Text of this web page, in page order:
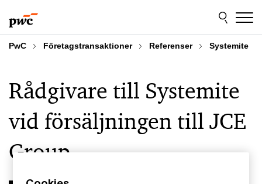
to
content
to
footer
PwC Företagstransaktioner Referenser Systemite
Rådgivare till Systemite
vid försäljningen till JCE
Group